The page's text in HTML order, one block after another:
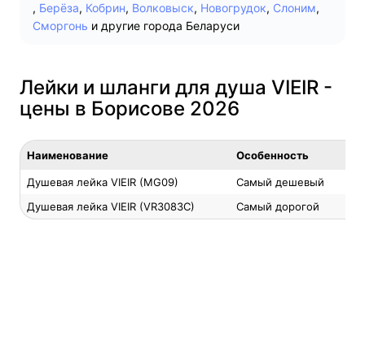
, Берёза, Кобрин, Волковыск, Новогрудок, Слоним,
Сморгонь и другие города Беларуси
Лейки и шланги для душа VIEIR -
цены в Борисове 2026
Наименование Особенность
Душевая лейка VIEIR (MG09) Самый дешевый
Душевая лейка VIEIR (VR3083C)
Самый дорогой